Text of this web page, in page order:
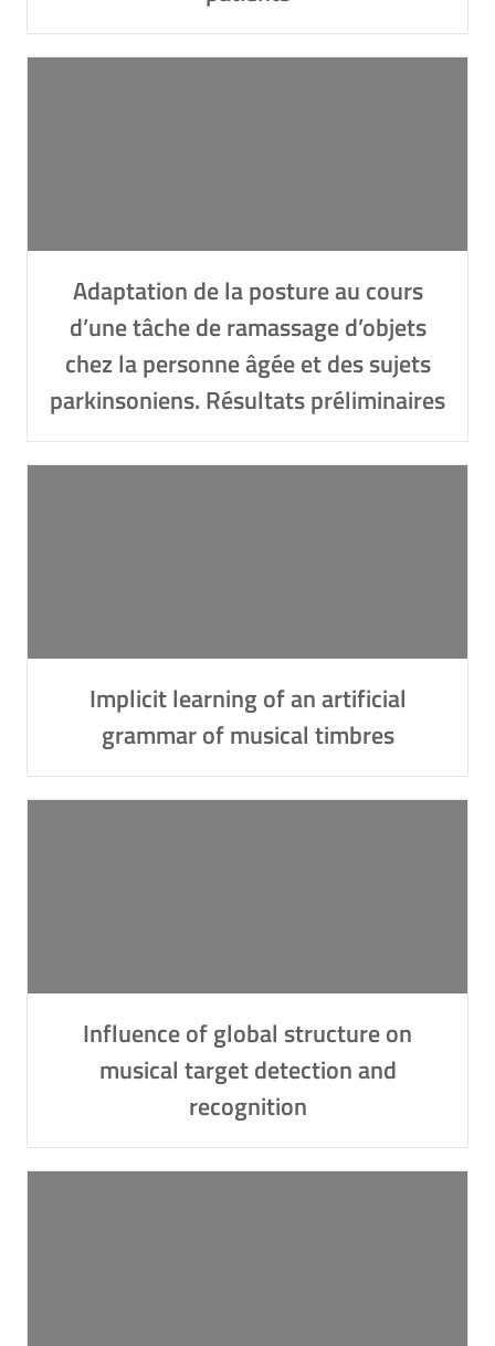
Adaptation de la posture au cours
d’une tâche de ramassage d’objets
chez la personne âgée et des sujets
parkinsoniens. Résultats préliminaires
Implicit learning of an artificial
grammar of musical timbres
Influence of global structure on
musical target detection and
recognition